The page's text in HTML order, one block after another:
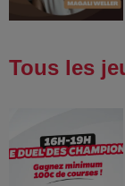
Tous les